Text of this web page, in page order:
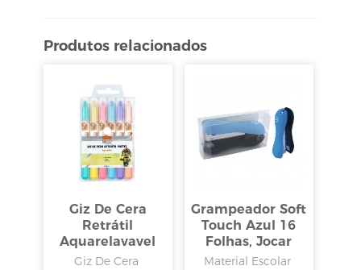
Produtos relacionados
Giz De Cera
Retrátil
Aquarelavavel
Pastel Com 6
Giz De Cera
Grampeador Soft
Touch Azul 16
Folhas, Jocar
Office
Material Escolar